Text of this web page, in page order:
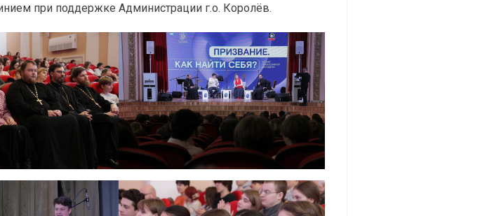
при поддержке Администрации г.о. Королёв.